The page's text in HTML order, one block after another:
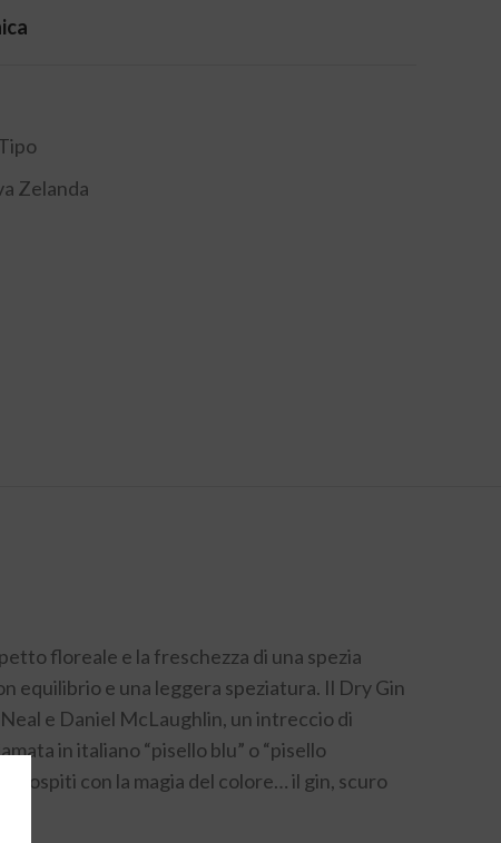
Zelanda
floreale e la freschezza di una spezia
equilibrio e una leggera speziatura. Il Dry Gin
e Daniel McLaughlin, un intreccio di
in italiano “pisello blu” o “pisello
ospiti con la magia del colore… il gin, scuro